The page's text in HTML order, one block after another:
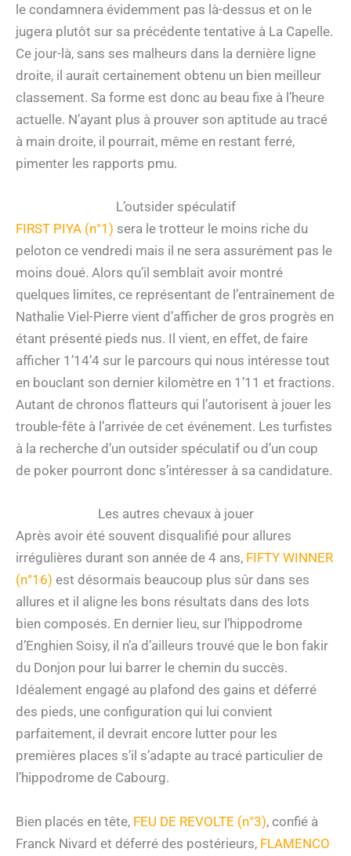
le condamnera évidemment pas là-dessus et on le
jugera plutôt sur sa précédente tentative à La Capelle.
Ce jour-là, sans ses malheurs dans la dernière ligne
droite, il aurait certainement obtenu un bien meilleur
classement. Sa forme est donc au beau fixe à l’heure
actuelle. N’ayant plus à prouver son aptitude au tracé
à main droite, il pourrait, même en restant ferré,
pimenter les rapports pmu.
L’outsider spéculatif
FIRST PIYA (n°1) sera le trotteur le moins riche du
peloton ce vendredi mais il ne sera assurément pas le
moins doué. Alors qu’il semblait avoir montré
quelques limites, ce représentant de l’entraînement de
Nathalie Viel-Pierre vient d’afficher de gros progrès en
étant présenté pieds nus. Il vient, en effet, de faire
afficher 1’14’4 sur le parcours qui nous intéresse tout
en bouclant son dernier kilomètre en 1’11 et fractions.
Autant de chronos flatteurs qui l’autorisent à jouer les
trouble-fête à l’arrivée de cet événement. Les turfistes
à la recherche d’un outsider spéculatif ou d’un coup
de poker pourront donc s’intéresser à sa candidature.
Les autres chevaux à jouer
Après avoir été souvent disqualifié pour allures
irrégulières durant son année de 4 ans, FIFTY WINNER
(n°16) est désormais beaucoup plus sûr dans ses
allures et il aligne les bons résultats dans des lots
bien composés. En dernier lieu, sur l’hippodrome
d’Enghien Soisy, il n’a d’ailleurs trouvé que le bon fakir
du Donjon pour lui barrer le chemin du succès.
Idéalement engagé au plafond des gains et déferré
des pieds, une configuration qui lui convient
parfaitement, il devrait encore lutter pour les
premières places s’il s’adapte au tracé particulier de
l’hippodrome de Cabourg.
Bien placés en tête, FEU DE REVOLTE (n°3), confié à
Franck Nivard et déferré des postérieurs, FLAMENCO